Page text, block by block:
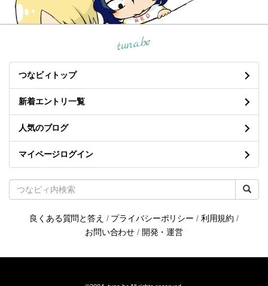
tuna.be
つなビィトップ
新着エントリ一覧
人気のブログ
マイページログイン
良くある質問と答え / プライバシーポリシー / 利用規約 /
お問い合わせ / 開発・運営